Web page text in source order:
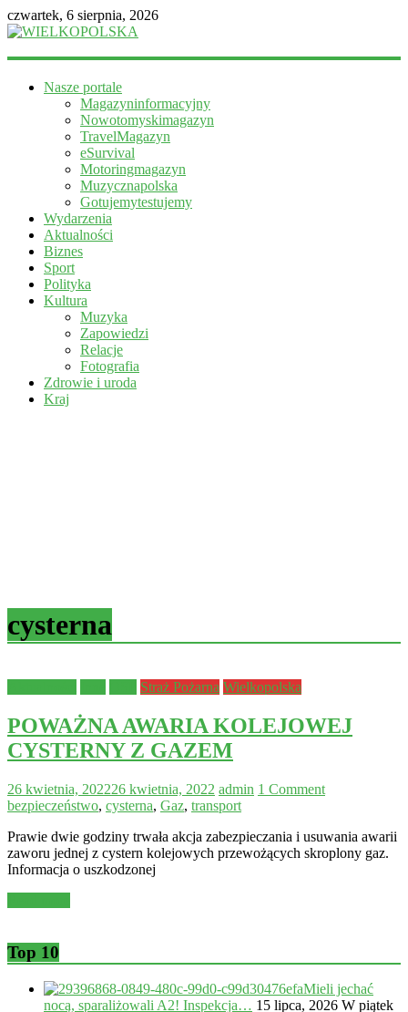
czwartek, 6 sierpnia, 2026
WIELKOPOLSKA
informacyjny
Nasze portale
Magazyninformacyjny
Nowotomyskimagazyn
TravelMagazyn
eSurvival
Motoringmagazyn
Muzycznapolska
Gotujemytestujemy
Wydarzenia
Aktualności
Biznes
Sport
Polityka
Kultura
Muzyka
Zapowiedzi
Relacje
Fotografia
Zdrowie i uroda
Kraj
cysterna
Straż Pożarna Wielkopolska
POWAŻNA AWARIA KOLEJOWEJ
CYSTERNY Z GAZEM
26 kwietnia, 202226 kwietnia, 2022 admin 1 Comment
bezpieczeństwo, cysterna, Gaz, transport
Prawie dwie godziny trwała akcja zabezpieczania i usuwania awarii
zaworu jednej z cystern kolejowych przewożących skroplony gaz.
Informacja o uszkodzonej
Top 10
Mieli jechać
nocą, sparaliżowali A2! Inspekcja… 15 lipca, 2026 W piątek